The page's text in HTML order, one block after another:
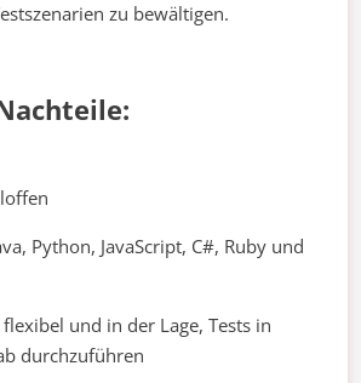
zu bewältigen.
Python, JavaScript, C#, Ruby und
und in der Lage, Tests in
durchzuführen